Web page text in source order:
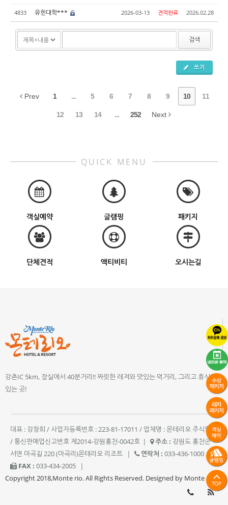
4833 유한대학*** 2026-03-13 견적완료 2026.02.28
검색
쓰기
Prev 1 ... 5 6 7 8 9 10 11
12 13 14 ... 252 Next
QUICK MENU
객실예약 글램핑 패키지
단체견적 액티비티 오시는길
강촌IC 5km, 잠실에서 40분거리!! 짜릿한 레져와 맛있는 먹거리, 그리고 휴식이
있는 곳!
대표 : 강창희 / 사업자등록번호 : 223-81-17011 / 업체명 : 몬테리오 주식회사
/ 통신판매업신고번호 제2014-강원홍천-0042호 | 주소 : 강원도 홍천군
서면 마곡길 220 (마곡리)몬테리오 리조트
| 연락처 : 033-436-1000
|
FAX : 033-434-2005
|
Copyright 2018,Monte rio. All Rights Reserved. Designed by Monte rio.